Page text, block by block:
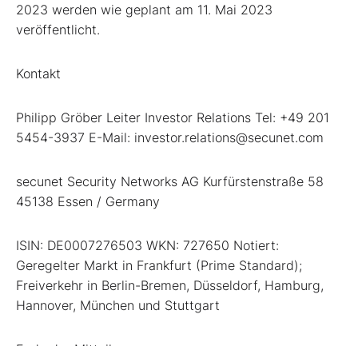
2023 werden wie geplant am 11. Mai 2023
veröffentlicht.
Kontakt
Philipp Gröber Leiter Investor Relations Tel: +49 201
5454-3937 E-Mail: investor.relations@secunet.com
secunet Security Networks AG Kurfürstenstraße 58
45138 Essen / Germany
ISIN: DE0007276503 WKN: 727650 Notiert:
Geregelter Markt in Frankfurt (Prime Standard);
Freiverkehr in Berlin-Bremen, Düsseldorf, Hamburg,
Hannover, München und Stuttgart